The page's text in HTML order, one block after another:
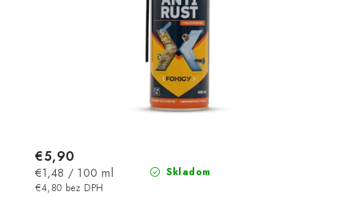
Skladom
€4,80 bez DPH
€5,90
Jednotková
cena:
€1,48 / 100 ml